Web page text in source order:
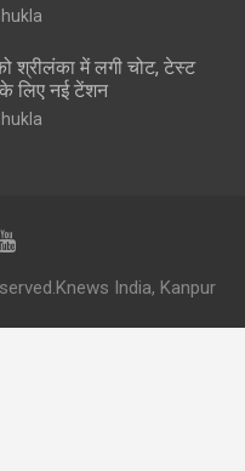
श्रीलंका में लगी चोट, टेस्ट
के लिए नई टेंशन
India, Kanpur